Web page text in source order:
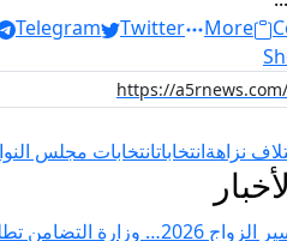
Telegram Twitter More
نزاهةانتخاباتانتخابات مجلس